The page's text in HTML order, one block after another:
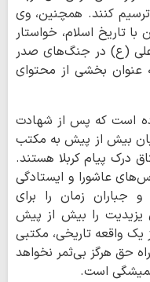
کنند. همچنین، وی
تاریخ اسلام، خواستار
علی (ع) در جنگ‌های صدر
عنوان بخشی از محتوای
است که پس از شهادت
بیش از پیش به مکتب
پیام کربلا هستند.
عاشورا و ایستادگی
جباران زمان را برای
یزیدیت را بیش از پیش
یک واقعه تاریخی، مکتبی
حق هرگز بی‌ثمر نخواهد
همیشگی است.